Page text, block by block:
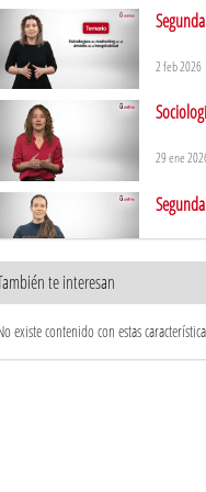
2 feb 2026
29 ene
Francés
25 nov
te interesan
existe contenido con estas